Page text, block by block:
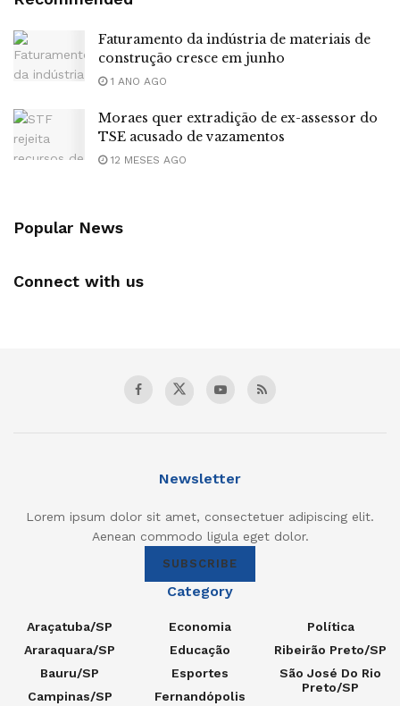
Faturamento da indústria de materiais de
construção cresce em junho
1 ANO AGO
Moraes quer extradição de ex-assessor do
TSE acusado de vazamentos
12 MESES AGO
Popular News
Connect with us
Newsletter
Lorem ipsum dolor sit amet, consectetuer adipiscing elit.
Aenean commodo ligula eget dolor.
SUBSCRIBE
Category
Araçatuba/SP
Araraquara/SP
Bauru/SP
Campinas/SP
Economia
Educação
Esportes
Fernandópolis
Política
Ribeirão Preto/SP
São José Do Rio
Preto/SP